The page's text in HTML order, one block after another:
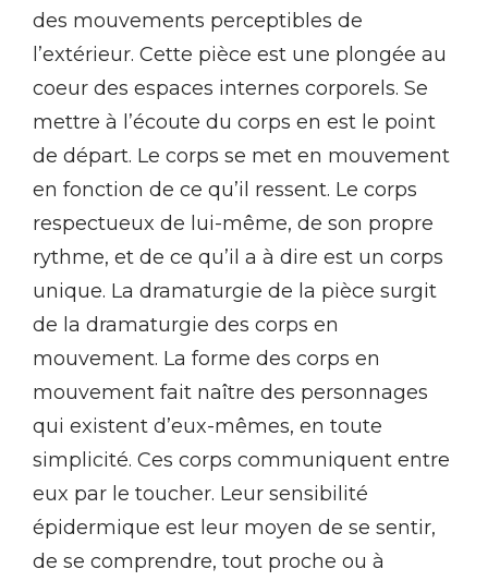
des mouvements perceptibles de
l’extérieur. Cette pièce est une plongée au
coeur des espaces internes corporels. Se
mettre à l’écoute du corps en est le point
de départ. Le corps se met en mouvement
en fonction de ce qu’il ressent. Le corps
respectueux de lui-même, de son propre
rythme, et de ce qu’il a à dire est un corps
unique. La dramaturgie de la pièce surgit
de la dramaturgie des corps en
mouvement. La forme des corps en
mouvement fait naître des personnages
qui existent d’eux-mêmes, en toute
simplicité. Ces corps communiquent entre
eux par le toucher. Leur sensibilité
épidermique est leur moyen de se sentir,
de se comprendre, tout proche ou à